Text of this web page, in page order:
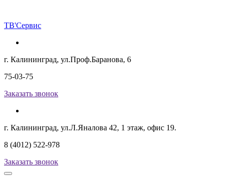
ТВ'Сервис
г. Калининград, ул.Проф.Баранова, 6
75-03-75
Заказать звонок
г. Калининград, ул.Л.Яналова 42, 1 этаж, офис 19.
8 (4012) 522-978
Заказать звонок